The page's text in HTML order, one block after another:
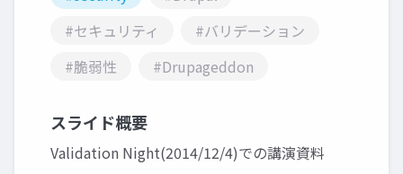
#セキュリティ
#バリデーション
#脆弱性
#Drupageddon
スライド概要
Validation Night(2014/12/4)での講演資料